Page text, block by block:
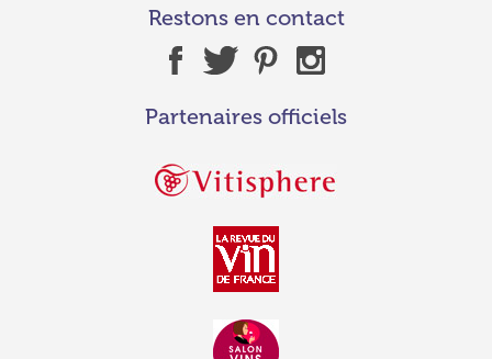
Restons en contact
Partenaires officiels